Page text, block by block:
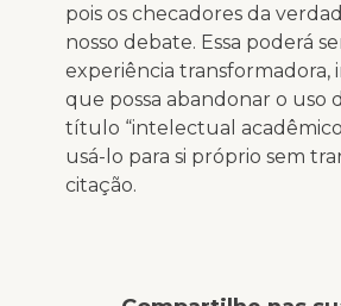
pois os checadores da
nosso debate. Essa poderá
experiência transformadora,
que possa abandonar o uso
título “intelectual
usá-lo para si próprio sem
citação.